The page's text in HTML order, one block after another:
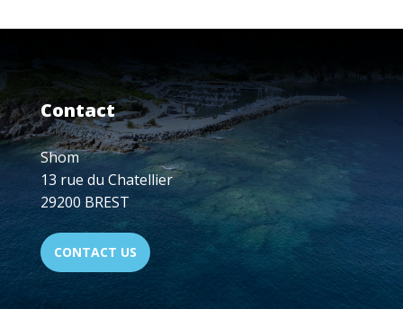
Contact
Shom
13 rue du Chatellier
29200 BREST
CONTACT US